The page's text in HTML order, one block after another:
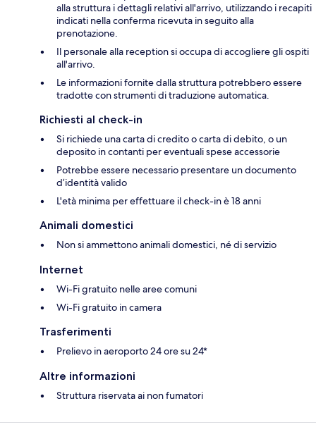
alla struttura i dettagli relativi all'arrivo, utilizzando i recapiti
indicati nella conferma ricevuta in seguito alla
prenotazione.
Il personale alla reception si occupa di accogliere gli ospiti
all'arrivo.
Le informazioni fornite dalla struttura potrebbero essere
tradotte con strumenti di traduzione automatica.
Richiesti al check-in
Si richiede una carta di credito o carta di debito, o un
deposito in contanti per eventuali spese accessorie
Potrebbe essere necessario presentare un documento
d’identità valido
L'età minima per effettuare il check-in è 18 anni
Animali domestici
Non si ammettono animali domestici, né di servizio
Internet
Wi-Fi gratuito nelle aree comuni
Wi-Fi gratuito in camera
Trasferimenti
Prelievo in aeroporto 24 ore su 24*
Altre informazioni
Struttura riservata ai non fumatori